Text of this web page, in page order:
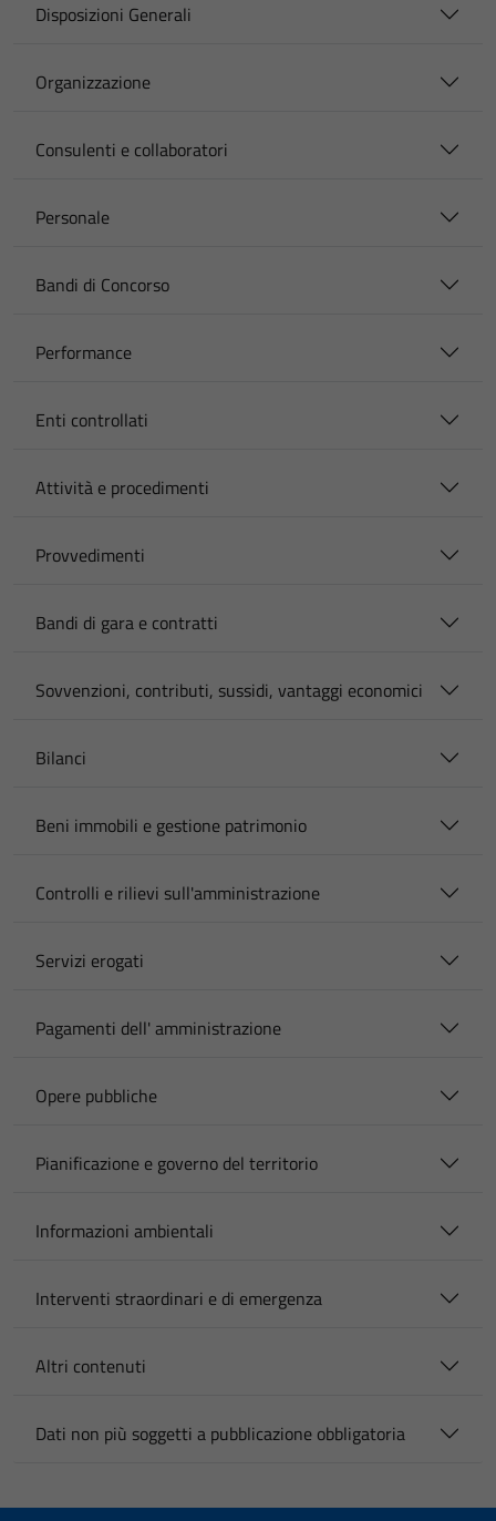
Disposizioni Generali
Organizzazione
Consulenti e collaboratori
Personale
Bandi di Concorso
Performance
Enti controllati
Attività e procedimenti
Provvedimenti
Bandi di gara e contratti
Sovvenzioni, contributi, sussidi, vantaggi economici
Bilanci
Beni immobili e gestione patrimonio
Controlli e rilievi sull'amministrazione
Servizi erogati
Pagamenti dell' amministrazione
Opere pubbliche
Pianificazione e governo del territorio
Informazioni ambientali
Interventi straordinari e di emergenza
Altri contenuti
Dati non più soggetti a pubblicazione obbligatoria